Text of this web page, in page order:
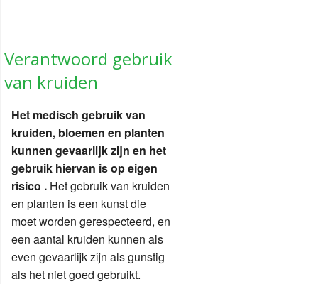
Verantwoord gebruik
van kruiden
Het medisch gebruik van
kruiden, bloemen en planten
kunnen gevaarlijk zijn en het
gebruik hiervan is op eigen
risico . Het gebruik van kruiden
en planten is een kunst die
moet worden gerespecteerd, en
een aantal kruiden kunnen als
even gevaarlijk zijn als gunstig
als het niet goed gebruikt.